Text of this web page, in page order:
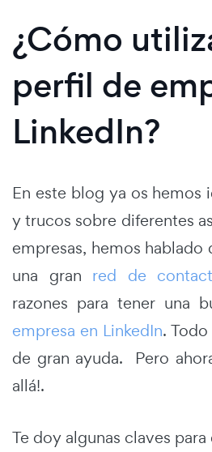
¿Cómo
perfil de
LinkedIn?
En este blog ya os hemos
y trucos sobre diferentes
empresas, hemos
una gran red de
razones para tener una
empresa en LinkedIn.
de gran ayuda. Pero
allá!.
Te doy algunas claves